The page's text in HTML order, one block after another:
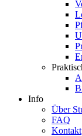
Info
Über
FAQ
Kontakt